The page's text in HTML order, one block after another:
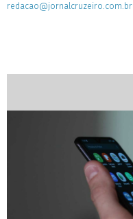
redacao@jornalcruzeiro.com.br